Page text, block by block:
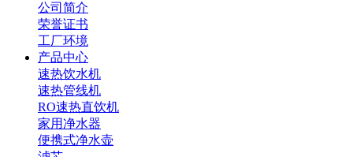
公司简介
荣誉证书
工厂环境
产品中心
速热饮水机
速热管线机
RO速热直饮机
家用净水器
便携式净水壶